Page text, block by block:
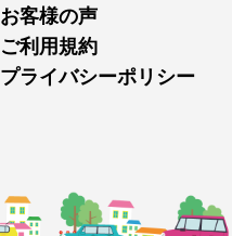
お客様の声
ご利用規約
プライバシーポリシー